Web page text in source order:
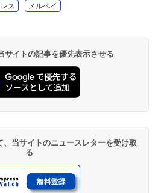
ス メルペイ
サイトの記事を優先表示させる
当サイトのニュースレターを受け取
る